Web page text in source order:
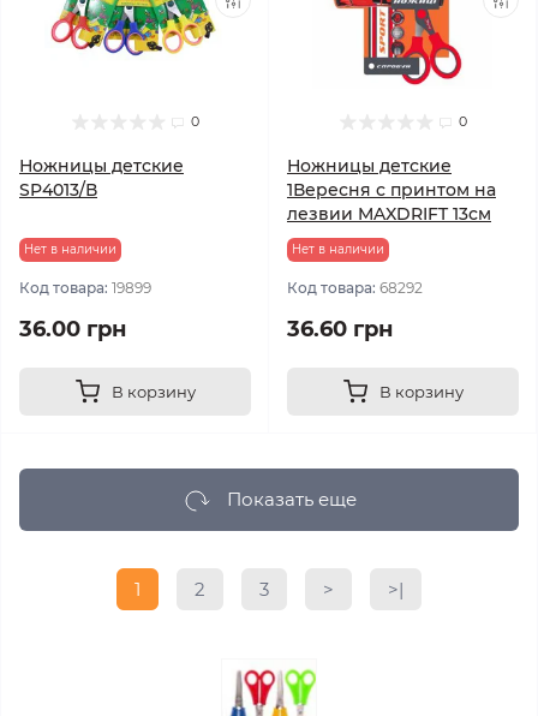
0
Ножницы детские
SP4013/В
Нет в наличии
Код товара: 19899
36.00 грн
В корзину
0
Ножницы детские
1Вересня с принтом на
лезвии MAXDRIFT 13см
Нет в наличии
Код товара: 68292
36.60 грн
В корзину
Показать еще
1 2 3 > >|